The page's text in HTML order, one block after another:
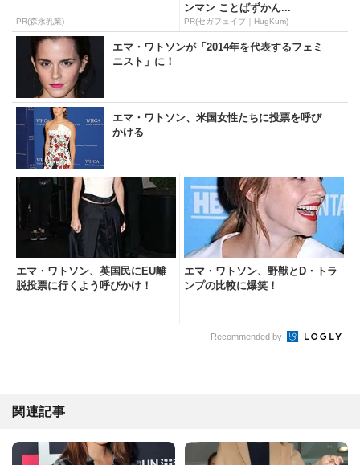
PR(森永乳業)
ンマン ことばずかん...
PR(セガフェイブ｜HugKum)
エマ・ワトソンが「2014年を代表するフェミ
ニスト」に！
エマ・ワトソン、米国女性たちに投票を呼び
かける
エマ・ワトソン、英国民にEU離
脱投票に行くよう呼びかけ！
エマ・ワトソン、野獣とD・トラ
ンプの比較に爆笑！
Recommended by
関連記事